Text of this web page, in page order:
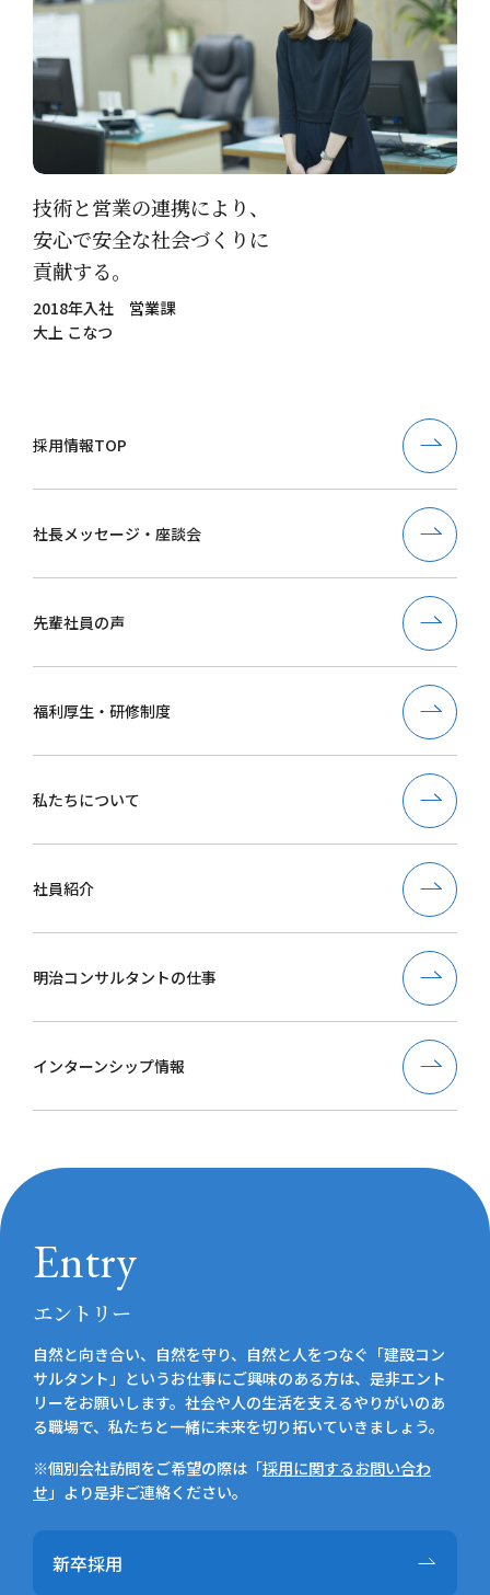
技術と営業の連携により、
安心で安全な社会づくりに
貢献する。
2018年入社 営業課
大上 こなつ
採用情報TOP
社長メッセージ・座談会
先輩社員の声
福利厚生・研修制度
私たちについて
社員紹介
明治コンサルタントの仕事
インターンシップ情報
Entry
エントリー
自然と向き合い、自然を守り、自然と人をつなぐ「建設コン
サルタント」というお仕事にご興味のある方は、是非エント
リーをお願いします。社会や人の生活を支えるやりがいのあ
る職場で、私たちと一緒に未来を切り拓いていきましょう。
※個別会社訪問をご希望の際は「採用に関するお問い合わ
せ 」より是非ご連絡ください。
新卒採用